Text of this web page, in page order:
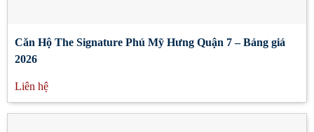
Căn Hộ The Signature Phú Mỹ Hưng Quận 7 – Bảng giá
2026
Liên hệ